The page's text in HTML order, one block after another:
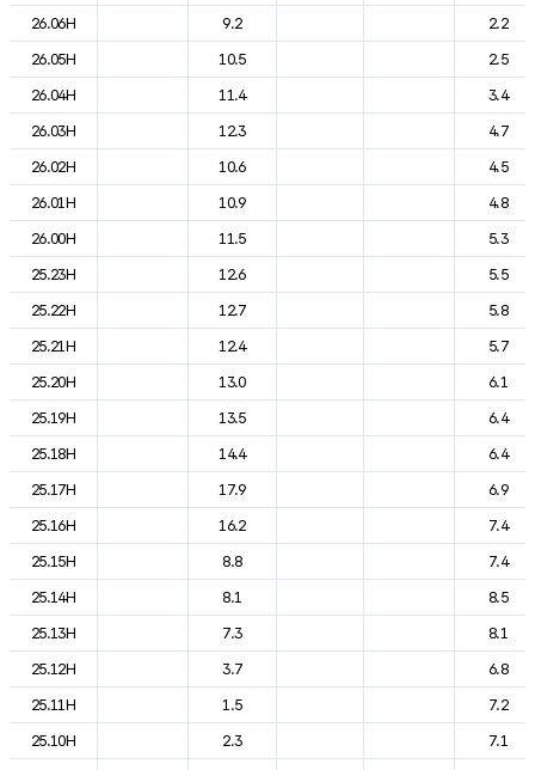
26.06H
9.2
2.2
26.05H
10.5
2.5
26.04H
11.4
3.4
26.03H
12.3
4.7
26.02H
10.6
4.5
26.01H
10.9
4.8
26.00H
11.5
5.3
25.23H
12.6
5.5
25.22H
12.7
5.8
25.21H
12.4
5.7
25.20H
13.0
6.1
25.19H
13.5
6.4
25.18H
14.4
6.4
25.17H
17.9
6.9
25.16H
16.2
7.4
25.15H
8.8
7.4
25.14H
8.1
8.5
25.13H
7.3
8.1
25.12H
3.7
6.8
25.11H
1.5
7.2
25.10H
2.3
7.1